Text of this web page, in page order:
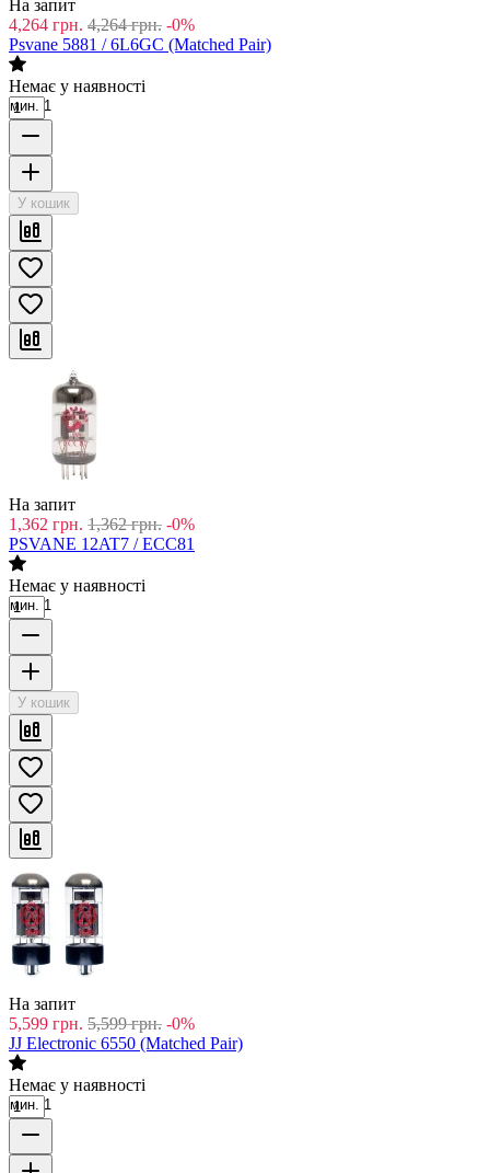
На запит
4,264 грн. 4,264 грн. -0%
Psvane 5881 / 6L6GC (Matched Pair)
Немає у наявності
мин. 1
У кошик
На запит
1,362 грн. 1,362 грн. -0%
PSVANE 12AT7 / ECC81
Немає у наявності
мин. 1
У кошик
На запит
5,599 грн. 5,599 грн. -0%
JJ Electronic 6550 (Matched Pair)
Немає у наявності
мин. 1